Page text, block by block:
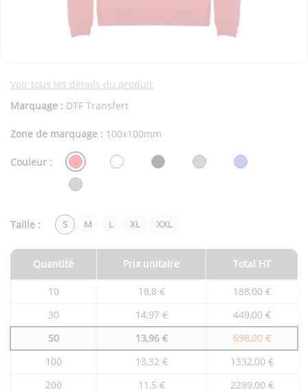
Voir tous les détails du produit
Marquage : DTF Transfert
Zone de marquage : 100x100mm
Couleur :
Taille : S M L XL XXL
fonction
la
quantité
Quantité Prix unitaire Total HT
10 18,8 €
188,00 €
30
14,97 €
449,00 €
50
13,96 €
698,00 €
100
13,32 €
1332,00 €
200
11,5 € 2299,00 €